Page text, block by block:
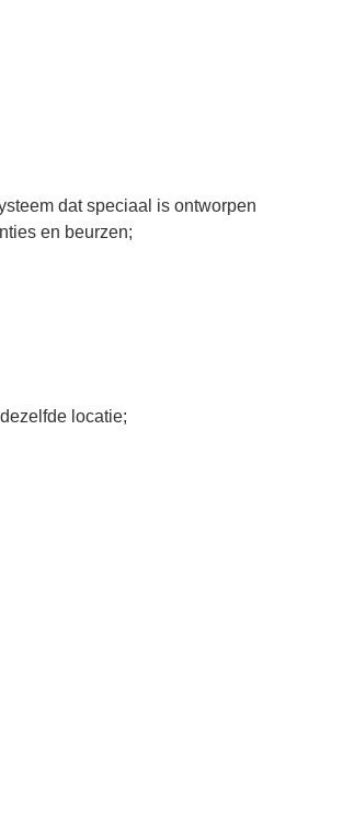
dat speciaal is ontworpen
en beurzen;
locatie;